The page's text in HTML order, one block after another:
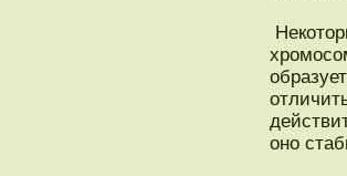
оно